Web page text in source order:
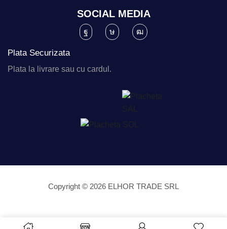
SOCIAL MEDIA
Plata Securizata
Plata la livrare sau cu cardul.
Copyright © 2026 ELHOR TRADE SRL